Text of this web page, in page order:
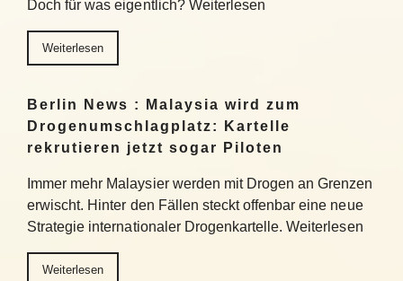
Doch für was eigentlich? Weiterlesen
Weiterlesen
Berlin News : Malaysia wird zum
Drogenumschlagplatz: Kartelle
rekrutieren jetzt sogar Piloten
Immer mehr Malaysier werden mit Drogen an Grenzen
erwischt. Hinter den Fällen steckt offenbar eine neue
Strategie internationaler Drogenkartelle. Weiterlesen
Weiterlesen